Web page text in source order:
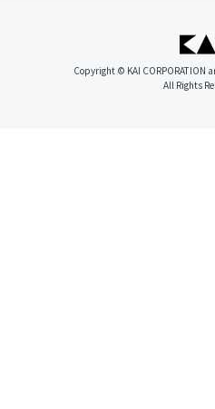
Copyright © KAI CORPORATION
All Rights